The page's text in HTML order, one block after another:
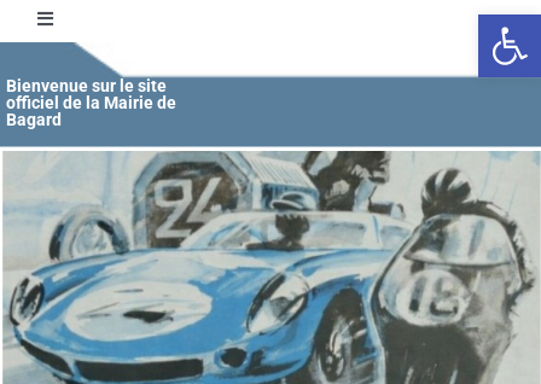
Ouvrir
Toggle
Navigation
Accueil
MAIRIE
ÉDUCATION / JEUNESSE
VIE COMMUNALE
Bienvenue sur le site
officiel de la Mairie de
Bagard